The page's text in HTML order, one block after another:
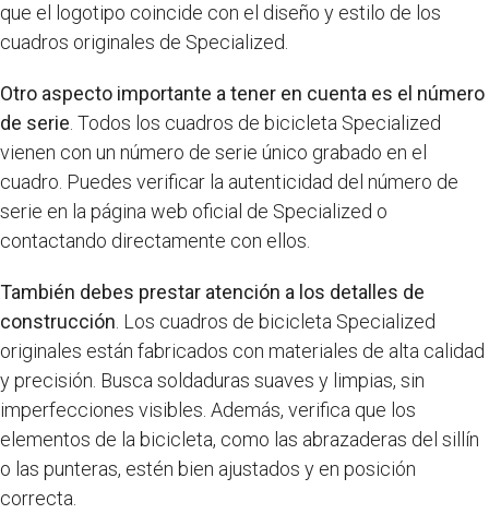
que el logotipo coincide con el diseño y estilo de los
cuadros originales de Specialized.
Otro aspecto importante a tener en cuenta es el número
de serie . Todos los cuadros de bicicleta Specialized
vienen con un número de serie único grabado en el
cuadro. Puedes verificar la autenticidad del número de
serie en la página web oficial de Specialized o
contactando directamente con ellos.
También debes prestar atención a los detalles de
construcción . Los cuadros de bicicleta Specialized
originales están fabricados con materiales de alta calidad
y precisión. Busca soldaduras suaves y limpias, sin
imperfecciones visibles. Además, verifica que los
elementos de la bicicleta, como las abrazaderas del sillín
o las punteras, estén bien ajustados y en posición
correcta.